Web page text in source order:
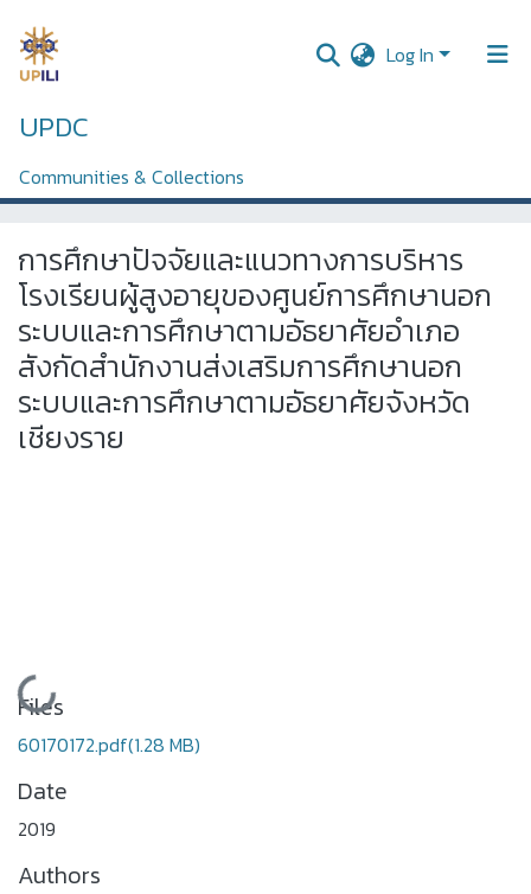
Log In
UPDC
Communities & Collections
Statistics
Home
การศึกษาปัจจัยและแนวทางการบริหารโรงเรียนผู้สูงอายุของศูนย์การศึกษานอกระบบและการศึกษาตามอัธยาศัยอำเภอ สังกัดสำนักงานส่งเสริมการศึกษานอกระบบและการศึกษาตามอัธยาศัยจังหวัดเชียงราย
การศึกษาปัจจัยและแนวทางการบริหาร
โรงเรียนผู้สูงอายุของศูนย์การศึกษานอก
ระบบและการศึกษาตามอัธยาศัยอำเภอ
สังกัดสำนักงานส่งเสริมการศึกษานอก
ระบบและการศึกษาตามอัธยาศัยจังหวัด
เชียงราย
Loading...
Files
60170172.pdf(1.28 MB)
Date
2019
Authors